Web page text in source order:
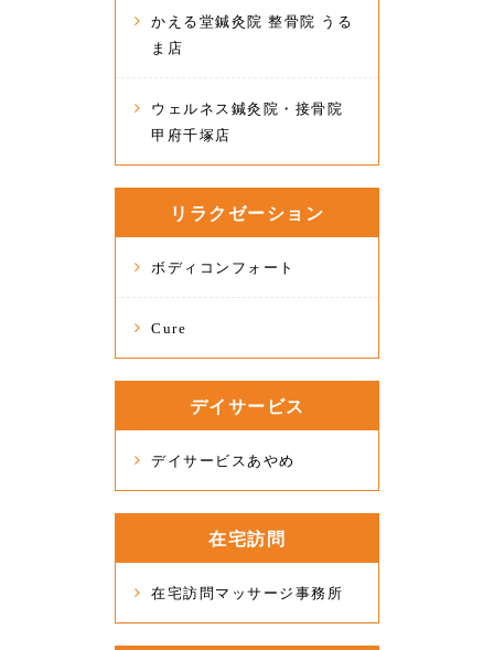
かえる堂鍼灸院 整骨院 うる
ま店
ウェルネス鍼灸院・接骨院
甲府千塚店
リラクゼーション
ボディコンフォート
Cure
デイサービス
デイサービスあやめ
在宅訪問
在宅訪問マッサージ事務所